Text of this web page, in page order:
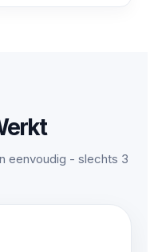
eenvoudig - slechts 3